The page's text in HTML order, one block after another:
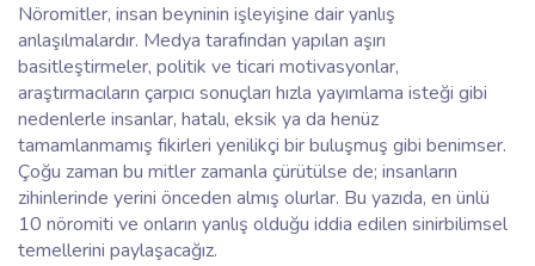
Nöromitler, insan beyninin işleyişine dair yanlış
anlaşılmalardır. Medya tarafından yapılan aşırı
basitleştirmeler, politik ve ticari motivasyonlar,
araştırmacıların çarpıcı sonuçları hızla yayımlama isteği gibi
nedenlerle insanlar, hatalı, eksik ya da henüz
tamamlanmamış fikirleri yenilikçi bir buluşmuş gibi benimser.
Çoğu zaman bu mitler zamanla çürütülse de; insanların
zihinlerinde yerini önceden almış olurlar. Bu yazıda, en ünlü
10 nöromiti ve onların yanlış olduğu iddia edilen sinirbilimsel
temellerini paylaşacağız.